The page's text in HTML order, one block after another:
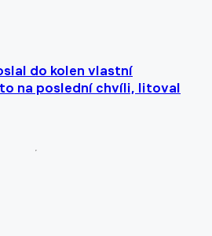
do kolen vlastní
na poslední chvíli, litoval